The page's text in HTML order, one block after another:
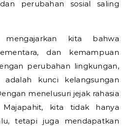
perubahan sosial saling
mengajarkan kita bahwa
dan kemampuan
perubahan lingkungan,
kunci kelangsungan
menelusuri jejak rahasia
kita tidak hanya
tetapi juga mendapatkan